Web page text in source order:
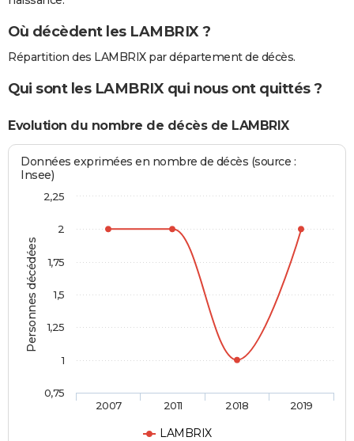
Où décèdent les LAMBRIX ?
Répartition des LAMBRIX par département de décès.
Qui sont les LAMBRIX qui nous ont quittés ?
Evolution du nombre de décès de LAMBRIX
Personnes décédées
Données exprimées en nombre de décès (source :
Insee)
LAMBRIX
2007 2011 2018 2019
0,75
1
1,25
1,5
1,75
2
2,25